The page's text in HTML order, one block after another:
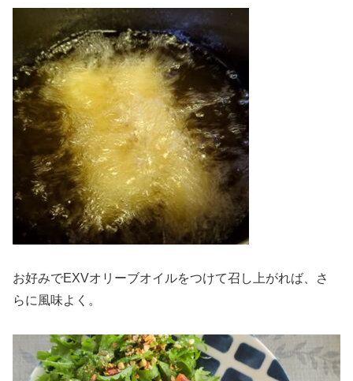
お好みでEXVオリーブオイルをつけて召し上がれば、さ
らに風味よく。